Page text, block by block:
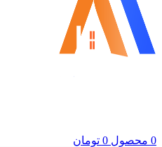
0 محصول 0 تومان